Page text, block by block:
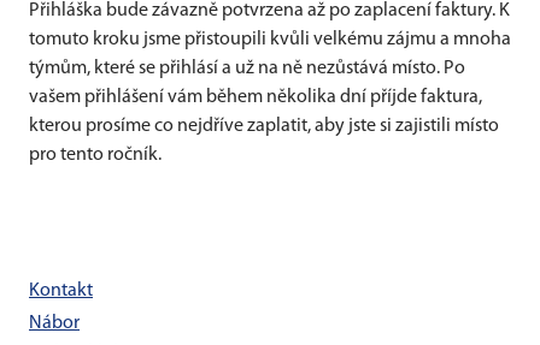
Přihláška bude závazně potvrzena až po zaplacení faktury. K
tomuto kroku jsme přistoupili kvůli velkému zájmu a mnoha
týmům, které se přihlásí a už na ně nezůstává místo. Po
vašem přihlášení vám během několika dní příjde faktura,
kterou prosíme co nejdříve zaplatit, aby jste si zajistili místo
pro tento ročník.
Kontakt
Nábor